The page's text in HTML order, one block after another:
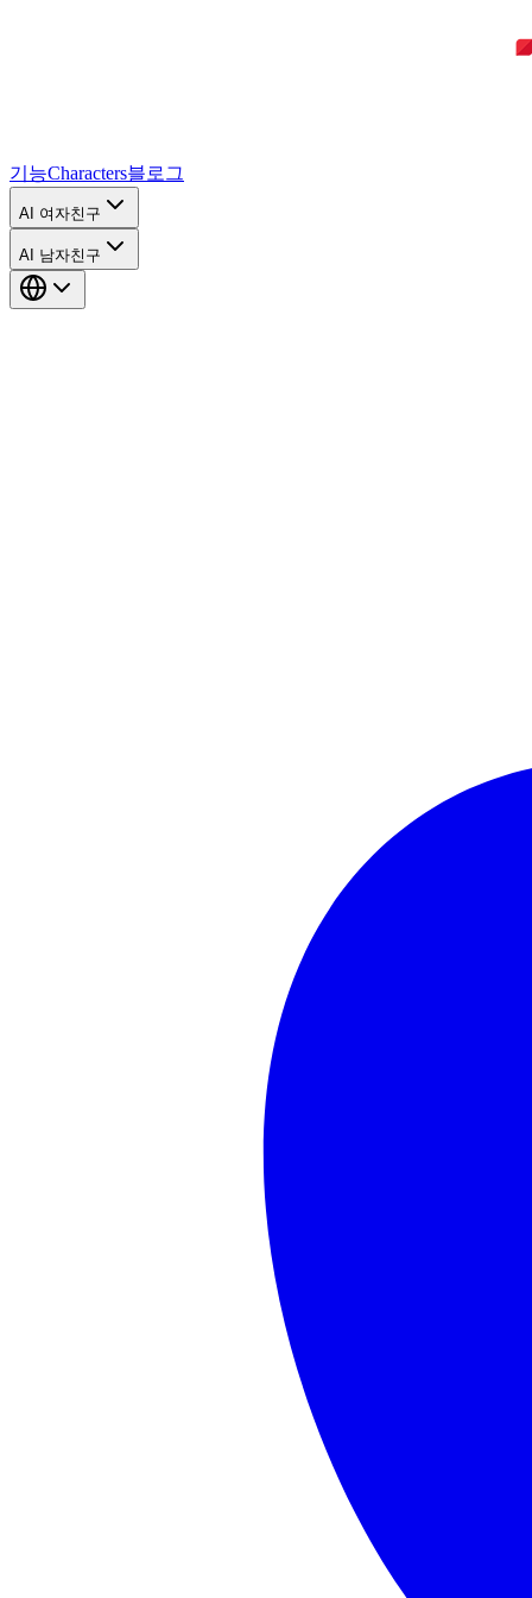
기능Characters블로그
AI 여자친구
AI 남자친구